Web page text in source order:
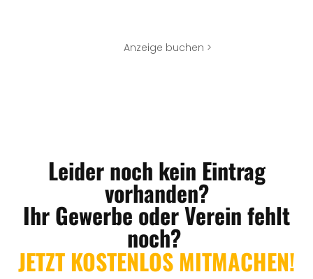
Anzeige buchen >
Leider noch kein Eintrag
vorhanden?
Ihr Gewerbe oder Verein fehlt
noch?
JETZT KOSTENLOS MITMACHEN!